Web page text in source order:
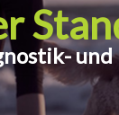
und